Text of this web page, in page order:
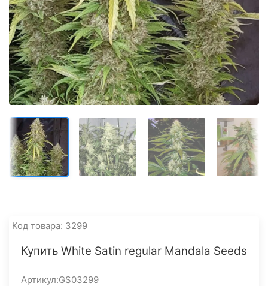
Код товара: 3299
Купить White Satin regular Mandala Seeds
Артикул:GS03299